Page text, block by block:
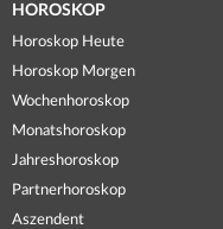
HOROSKOP
Horoskop Heute
Horoskop Morgen
Wochenhoroskop
Monatshoroskop
Jahreshoroskop
Partnerhoroskop
Aszendent